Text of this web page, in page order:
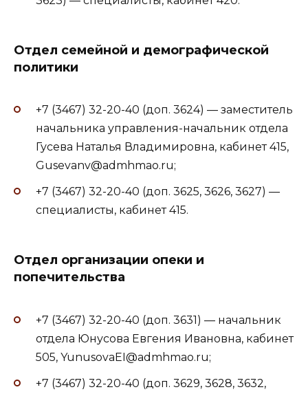
Отдел семейной и демографической
политики
+7 (3467) 32-20-40 (доп. 3624) — заместитель
начальника управления-начальник отдела
Гусева Наталья Владимировна, кабинет 415,
Gusevanv@admhmao.ru;
+7 (3467) 32-20-40 (доп. 3625, 3626, 3627) —
специалисты, кабинет 415.
Отдел организации опеки и
попечительства
+7 (3467) 32-20-40 (доп. 3631) — начальник
отдела Юнусова Евгения Ивановна, кабинет
505, YunusovaEI@admhmao.ru;
+7 (3467) 32-20-40 (доп. 3629, 3628, 3632,